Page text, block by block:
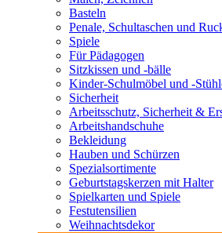
Basteln
Penale, Schultaschen und
Spiele
Für Pädagogen
Sitzkissen und -bälle
Kinder-Schulmöbel und -
Sicherheit
Arbeitsschutz, Sicherheit &
Arbeitshandschuhe
Bekleidung
Hauben und Schürzen
Spezialsortimente
Geburtstagskerzen mit Halter
Spielkarten und Spiele
Festutensilien
Weihnachtsdekor